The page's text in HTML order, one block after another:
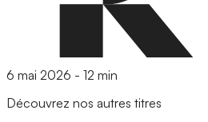
6 mai 2026 - 12 min
Découvrez nos autres titres